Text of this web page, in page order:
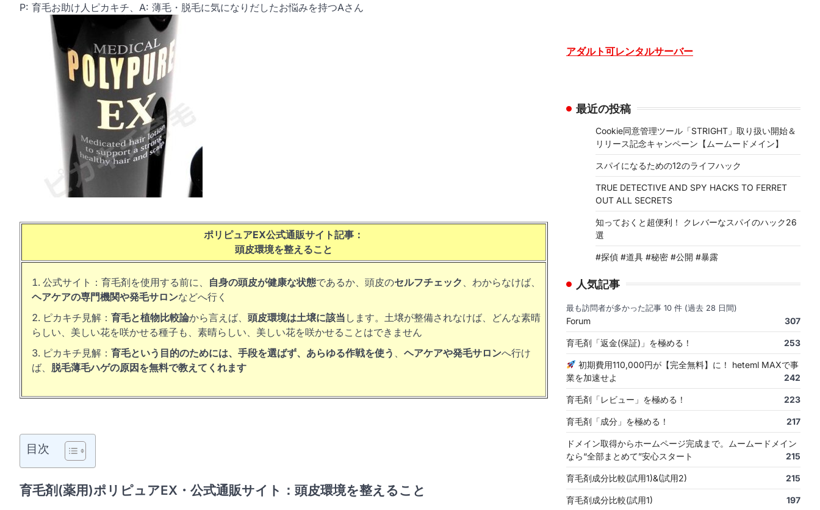
P: 育毛お助け人ピカキチ、A: 薄毛・脱毛に気になりだしたお悩みを持つAさん
ポリピュアEX公式通販サイト記事：
頭皮環境を整えること
公式サイト：育毛剤を使用する前に、 自身の頭皮が健康な状態であるか、頭皮のセルフチェック 、わからなけば、
ヘアケアの専門機関や発毛サロンなどへ行く
ピカキチ見解： 育毛と植物比較論から言えば、 頭皮環境は土壌に該当 します。土壌が整備されなけば、どんな素晴
らしい、美しい花を咲かせる種子も、素晴らしい、美しい花を咲かせることはできません
ピカキチ見解： 育毛という目的のためには、手段を選ばず、あらゆる作戦を使う ヘアケアや発毛サロンへ行け
ば、 脱毛薄毛ハゲの原因を無料で教えてくれます
目次
育毛剤(薬用)ポリピュアEX・公式通販サイト：頭皮環境を整えること
アダルト可レンタルサーバー
最近の投稿
Cookie同意管理ツール「STRIGHT」取り扱い開始＆
リリース記念キャンペーン【ムームードメイン】
スパイになるための12のライフハック
TRUE DETECTIVE AND SPY HACKS TO FERRET
OUT ALL SECRETS
知っておくと超便利！ クレバーなスパイのハック26
選
#探偵 #道具 #秘密 #公開 #暴露
人気記事
最も訪問者が多かった記事 10 件 (過去 28 日間)
Forum 307
育毛剤「返金(保証)」を極める！ 253
初期費用110,000円が【完全無料】に！ heteml MAXで事
業を加速せよ
242
育毛剤「レビュー」を極める！ 223
育毛剤「成分」を極める！ 217
ドメイン取得からホームページ完成まで。ムームードメイン
なら“全部まとめて”安心スタート
215
育毛剤成分比較(試用1)&(試用2) 215
育毛剤成分比較(試用1) 197